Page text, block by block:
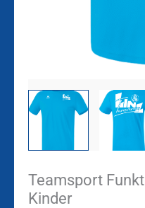
Teamsport
Kinder